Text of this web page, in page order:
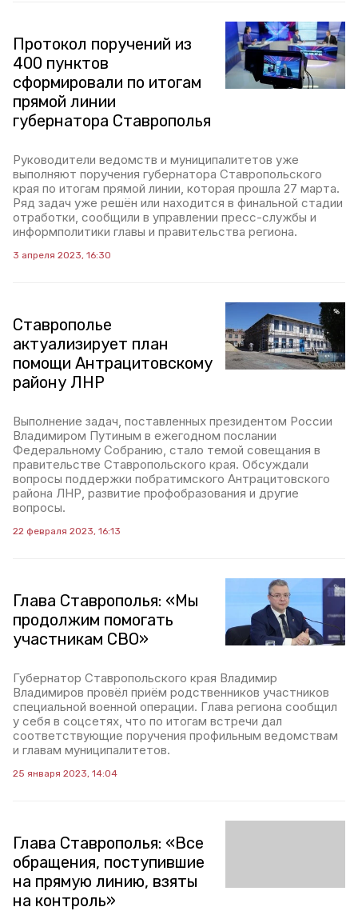
Протокол поручений из
400 пунктов
сформировали по итогам
прямой линии
губернатора Ставрополья
Руководители ведомств и муниципалитетов уже
выполняют поручения губернатора Ставропольского
края по итогам прямой линии, которая прошла 27 марта.
Ряд задач уже решён или находится в финальной стадии
отработки, сообщили в управлении пресс-службы и
информполитики главы и правительства региона.
3 апреля 2023, 16:30
Ставрополье
актуализирует план
помощи Антрацитовскому
району ЛНР
Выполнение задач, поставленных президентом России
Владимиром Путиным в ежегодном послании
Федеральному Собранию, стало темой совещания в
правительстве Ставропольского края. Обсуждали
вопросы поддержки побратимского Антрацитовского
района ЛНР, развитие профобразования и другие
вопросы.
22 февраля 2023, 16:13
Глава Ставрополья: «Мы
продолжим помогать
участникам СВО»
Губернатор Ставропольского края Владимир
Владимиров провёл приём родственников участников
специальной военной операции. Глава региона сообщил
у себя в соцсетях, что по итогам встречи дал
соответствующие поручения профильным ведомствам
и главам муниципалитетов.
25 января 2023, 14:04
Глава Ставрополья: «Все
обращения, поступившие
на прямую линию, взяты
на контроль»